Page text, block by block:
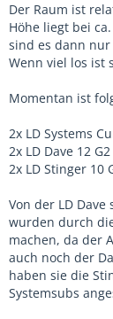
Der Raum ist
Höhe liegt bei
sind es dann nur
Wenn viel los ist
Momentan ist
2x LD Systems
2x LD Dave 12 G2
2x LD Stinger 10
Von der LD
wurden durch
machen, da der
auch noch der
haben sie die
Systemsubs